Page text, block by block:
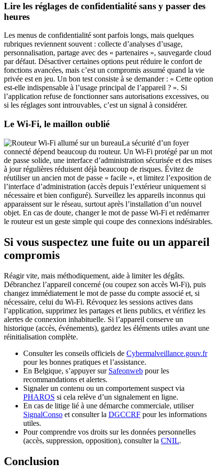
Lire les réglages de confidentialité sans y passer des
heures
Les menus de confidentialité sont parfois longs, mais quelques
rubriques reviennent souvent : collecte d’analyses d’usage,
personnalisation, partage avec des « partenaires », sauvegarde cloud
par défaut. Désactiver certaines options peut réduire le confort de
fonctions avancées, mais c’est un compromis assumé quand la vie
privée est en jeu. Un bon test consiste à se demander : « Cette option
est-elle indispensable à l’usage principal de l’appareil ? ». Si
l’application refuse de fonctionner sans autorisations excessives, ou
si les réglages sont introuvables, c’est un signal à considérer.
Le Wi-Fi, le maillon oublié
La sécurité d’un foyer
connecté dépend beaucoup du routeur. Un Wi-Fi protégé par un mot
de passe solide, une interface d’administration sécurisée et des mises
à jour régulières réduisent déjà beaucoup de risques. Évitez de
réutiliser un ancien mot de passe « facile », et limitez l’exposition de
l’interface d’administration (accès depuis l’extérieur uniquement si
nécessaire et bien configuré). Surveillez les appareils inconnus qui
apparaissent sur le réseau, surtout après l’installation d’un nouvel
objet. En cas de doute, changer le mot de passe Wi-Fi et redémarrer
le routeur est un geste simple qui coupe des connexions indésirables.
Si vous suspectez une fuite ou un appareil
compromis
Réagir vite, mais méthodiquement, aide à limiter les dégâts.
Débranchez l’appareil concerné (ou coupez son accès Wi-Fi), puis
changez immédiatement le mot de passe du compte associé et, si
nécessaire, celui du Wi-Fi. Révoquez les sessions actives dans
l’application, supprimez les partages et liens publics, et vérifiez les
alertes de connexion inhabituelle. Si l’appareil conserve un
historique (accès, événements), gardez les éléments utiles avant une
réinitialisation complète.
Consulter les conseils officiels de Cybermalveillance.gouv.fr
pour les bonnes pratiques et l’assistance.
En Belgique, s’appuyer sur Safeonweb pour les
recommandations et alertes.
Signaler un contenu ou un comportement suspect via
PHAROS si cela relève d’un signalement en ligne.
En cas de litige lié à une démarche commerciale, utiliser
SignalConso et consulter la DGCCRF pour les informations
utiles.
Pour comprendre vos droits sur les données personnelles
(accès, suppression, opposition), consulter la CNIL.
Conclusion